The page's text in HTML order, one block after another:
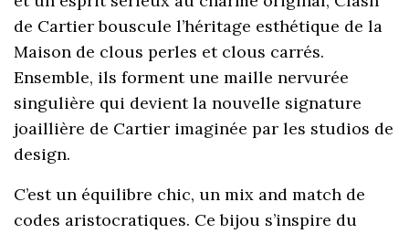
de Cartier bouscule l’héritage esthétique de la
Maison de clous perles et clous carrés.
Ensemble, ils forment une maille nervurée
singulière qui devient la nouvelle signature
joaillière de Cartier imaginée par les studios de
design.
C’est un équilibre chic, un mix and match de
codes aristocratiques. Ce bijou s’inspire du